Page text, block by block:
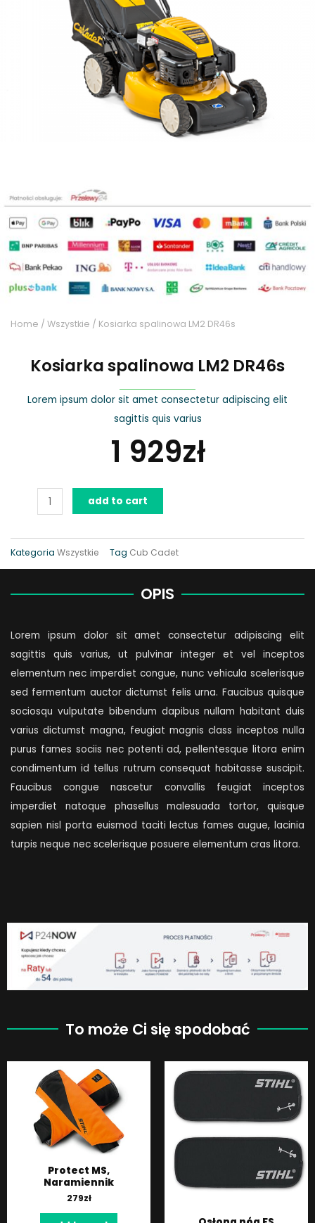
Home / Wszystkie / Kosiarka spalinowa LM2 DR46s
Kosiarka spalinowa LM2 DR46s
Lorem ipsum dolor sit amet consectetur adipiscing elit
sagittis quis varius
1 929zł
Kosiarka
spalinowa
add to cart
Kategoria Wszystkie Tag Cub Cadet
OPIS
Lorem ipsum dolor sit amet consectetur adipiscing elit
sagittis quis varius, ut pulvinar integer et vel inceptos
elementum nec imperdiet congue, nunc vehicula scelerisque
sed fermentum auctor dictumst felis urna. Faucibus quisque
sociosqu vulputate bibendum dapibus nullam habitant duis
varius dictumst magna, feugiat magnis class inceptos nulla
purus fames sociis nec potenti ad, pellentesque litora enim
condimentum id tellus rutrum consequat habitasse suscipit.
Faucibus congue nascetur convallis feugiat inceptos
imperdiet natoque phasellus malesuada tortor, quisque
sapien nisl porta euismod taciti lectus fames augue, lacinia
turpis neque nec scelerisque posuere elementum cras litora.
To może Ci się spodobać
Protect MS,
Naramiennik
279zł